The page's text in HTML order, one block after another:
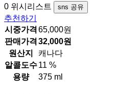
0 위시리스트 sns 공유
추천하기
시중가격 65,000원
판매가격 32,000원
원산지
캐나다
알콜도수11 %
용량
375 ml